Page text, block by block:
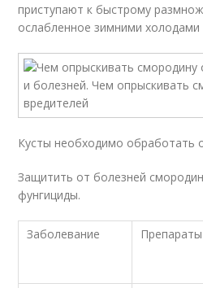
приступают к быстрому
ослабленное зимними холодами
Кусты необходимо обработать
Защитить от болезней
фунгициды.
Заболевание Препараты